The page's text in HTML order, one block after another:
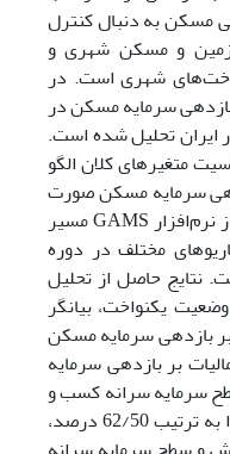
مسکن به دنبال کنترل
زمین و مسکن شهری و
شهری است. در
سرمایه مسکن در
ایران تحلیل شده است.
متغیرهای کلان الگو
سرمایه مسکن صورت
گرفته است. در نهایت، با استفاده از نرم‌افزار GAMS مسیر
مختلف در دوره
است. نتایج حاصل از تحلیل
یکنواخت، بیانگر
بازدهی سرمایه مسکن
مالیات بر بازدهی سرمایه
صفر، سطح سرمایه سرانه کسب و
کار، تولید سرانه و مصرف سرانه را به ترتیب 62/50 درصد،